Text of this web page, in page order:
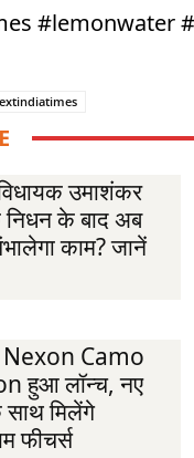
#lemonwater
उमाशंकर
के बाद अब
काम? जानें
Nexon Camo
हुआ लॉन्च, नए
मिलेंगे
फीचर्स